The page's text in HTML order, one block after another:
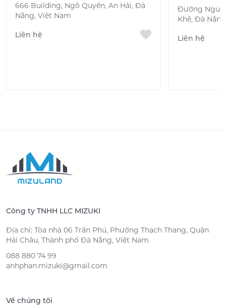
666 Building, Ngô Quyền, An Hải, Đà
Nẵng, Việt Nam
Liên hệ
Đường
Khê, Đà
Liên hệ
Công ty TNHH LLC MIZUKI
Địa chỉ: Tòa nhà 06 Trần Phú, Phường Thạch Thang, Quận
Hải Châu, Thành phố Đà Nẵng, Việt Nam
088 880 74 99
anhphan.mizuki@gmail.com
Về chúng tôi